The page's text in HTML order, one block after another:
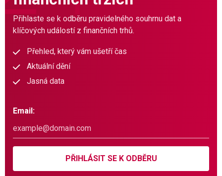
Přihlaste se k odběru pravidelného souhrnu dat a
klíčových událostí z finančních trhů.
Přehled, který vám ušetří čas
Aktuální dění
Jasná data
Email:
PŘIHLÁSIT SE K ODBĚRU